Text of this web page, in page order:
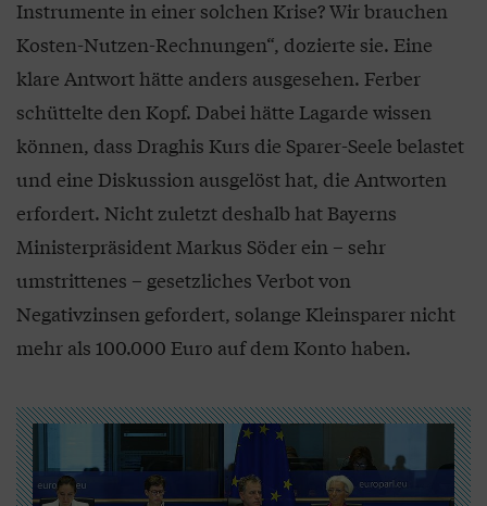
Instrumente in einer solchen Krise? Wir brauchen
Kosten-Nutzen-Rechnungen“, dozierte sie. Eine
klare Antwort hätte anders ausgesehen. Ferber
schüttelte den Kopf. Dabei hätte Lagarde wissen
können, dass Draghis Kurs die Sparer-Seele belastet
und eine Diskussion ausgelöst hat, die Antworten
erfordert. Nicht zuletzt deshalb hat Bayerns
Ministerpräsident Markus Söder ein – sehr
umstrittenes – gesetzliches Verbot von
Negativzinsen gefordert, solange Kleinsparer nicht
mehr als 100.000 Euro auf dem Konto haben.